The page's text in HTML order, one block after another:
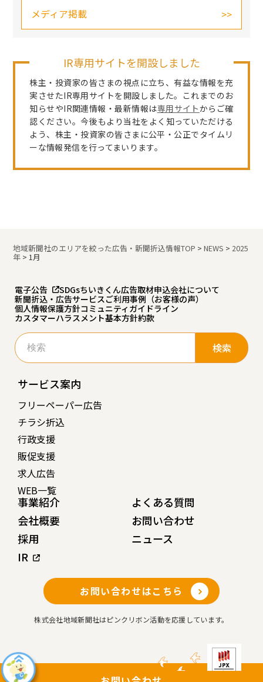
メディア掲載
IR専用サイトを開設しました
株主・投資家の皆さまの視点に立ち、有益な情報を充
実させたIR専用サイトを開設しました。これまでのお
知らせやIR関連情報・最新情報は専用サイトからご確
認ください。今後もより当社をよく知っていただける
よう、株主・投資家の皆さまに公平・公正でタイムリ
ーな情報発信を行ってまいります。
地域新聞社のエリアを絞った広告・新聞折込情報TOP >NEWS > 2025
年 >1月
電子公告 SDGsちいきくん広告取材申込会社について
新聞折込・広告サービスご利用事例（お客様の声）
個人情報保護方針コミュニティガイドライン
カスタマーハラスメント基本方針約款
検
索:
サービス案内
フリーペーパー広告
チラシ折込
行政支援
販促支援
求人広告
WEB一覧
事業紹介
会社概要
採用
IR
よくある質問
お問い合わせ
ニュース
お問い合わせはこちら
株式会社地域新聞社はピンクリボン活動を応援しています。